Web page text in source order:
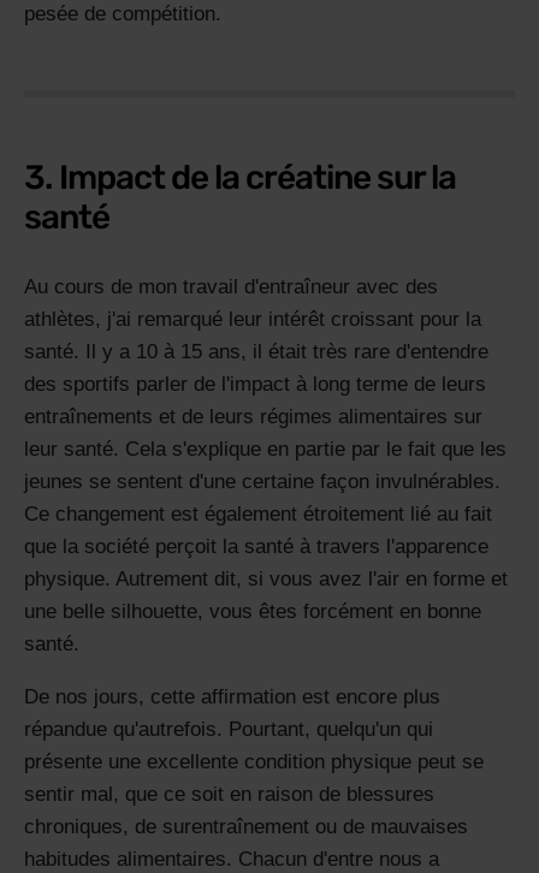
pesée de compétition.
3. Impact de la créatine sur la
santé
Au cours de mon travail d'entraîneur avec des
athlètes, j'ai remarqué leur intérêt croissant pour la
santé. Il y a 10 à 15 ans, il était très rare d'entendre
des sportifs parler de l'impact à long terme de leurs
entraînements et de leurs régimes alimentaires sur
leur santé. Cela s'explique en partie par le fait que les
jeunes se sentent d'une certaine façon invulnérables.
Ce changement est également étroitement lié au fait
que la société perçoit la santé à travers l'apparence
physique. Autrement dit, si vous avez l'air en forme et
une belle silhouette, vous êtes forcément en bonne
santé.
De nos jours, cette affirmation est encore plus
répandue qu'autrefois. Pourtant, quelqu'un qui
présente une excellente condition physique peut se
sentir mal, que ce soit en raison de blessures
chroniques, de surentraînement ou de mauvaises
habitudes alimentaires. Chacun d'entre nous a